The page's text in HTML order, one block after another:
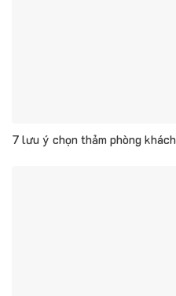
7 lưu ý chọn thảm phòng